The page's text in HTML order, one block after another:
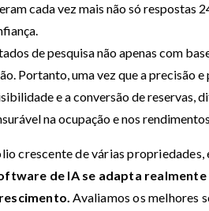
cada vez mais não só respostas
de pesquisa não apenas com
Portanto, uma vez que a precisão
e a conversão de reservas,
na ocupação e nos
crescente de várias propriedades,
de IA se adapta
Avaliamos os melhores